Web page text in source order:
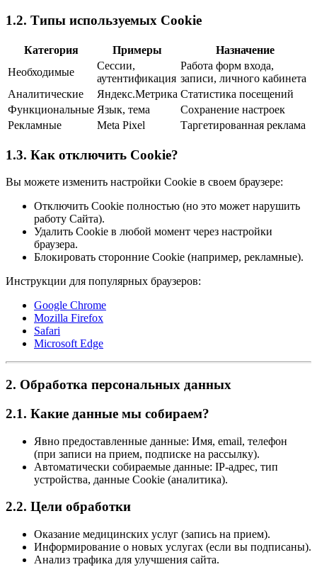
1.2. Типы используемых Cookie
Категория Примеры
Назначение
Необходимые
Сессии,
аутентификация
Работа форм входа,
записи, личного кабинета
Аналитические
Яндекс.Метрика Статистика посещений
Функциональные Язык, тема
Сохранение настроек
Рекламные
Meta Pixel Таргетированная реклама
1.3. Как отключить Cookie?
Вы можете изменить настройки Cookie в своем браузере:
Отключить Cookie полностью (но это может нарушить
работу Сайта).
Удалить Cookie в любой момент через настройки
браузера.
Блокировать сторонние Cookie (например, рекламные).
Инструкции для популярных браузеров:
Google Chrome
Mozilla Firefox
Safari
Microsoft Edge
2. Обработка персональных данных
2.1. Какие данные мы собираем?
Явно предоставленные данные: Имя, email, телефон
(при записи на прием, подписке на рассылку).
Автоматически собираемые данные: IP-адрес, тип
устройства, данные Cookie (аналитика).
2.2. Цели обработки
Оказание медицинских услуг (запись на прием).
Информирование о новых услугах (если вы подписаны).
Анализ трафика для улучшения сайта.